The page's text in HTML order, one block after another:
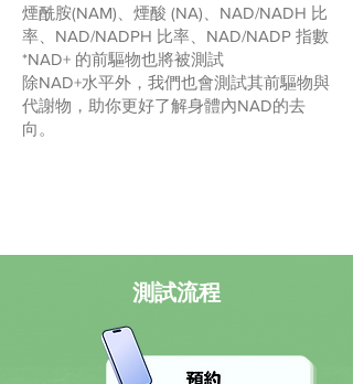
煙酰胺(NAM)、煙酸 (NA)、NAD/NADH 比
率、NAD/NADPH 比率、NAD/NADP 指數
*NAD+ 的前驅物也將被測試
除NAD+水平外，我們也會測試其前驅物與
代謝物，助你更好了解身體內NAD的去
向。
測試流程